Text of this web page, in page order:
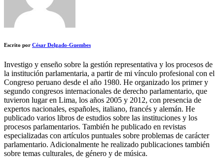
Escrito por César Delgado-Guembes
Investigo y enseño sobre la gestión representativa y los procesos de
la institución parlamentaria, a partir de mi vínculo profesional con el
Congreso peruano desde el año 1980. He organizado los primer y
segundo congresos internacionales de derecho parlamentario, que
tuvieron lugar en Lima, los años 2005 y 2012, con presencia de
expertos nacionales, españoles, italiano, francés y alemán. He
publicado varios libros de estudios sobre las instituciones y los
procesos parlamentarios. También he publicado en revistas
especializadas con artículos puntuales sobre problemas de carácter
parlamentario. Adicionalmente he realizado publicaciones también
sobre temas culturales, de género y de música.